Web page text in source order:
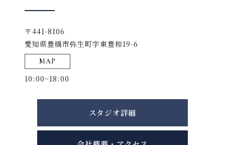
〒441-8106
愛知県豊橋市弥生町字東豊和19-6
MAP
10:00~18:00
スタジオ詳細